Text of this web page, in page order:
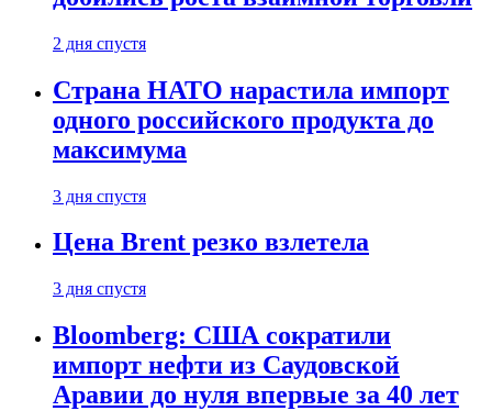
2 дня спустя
Страна НАТО нарастила импорт
одного российского продукта до
максимума
3 дня спустя
Цена Brent резко взлетела
3 дня спустя
Bloomberg: США сократили
импорт нефти из Саудовской
Аравии до нуля впервые за 40 лет